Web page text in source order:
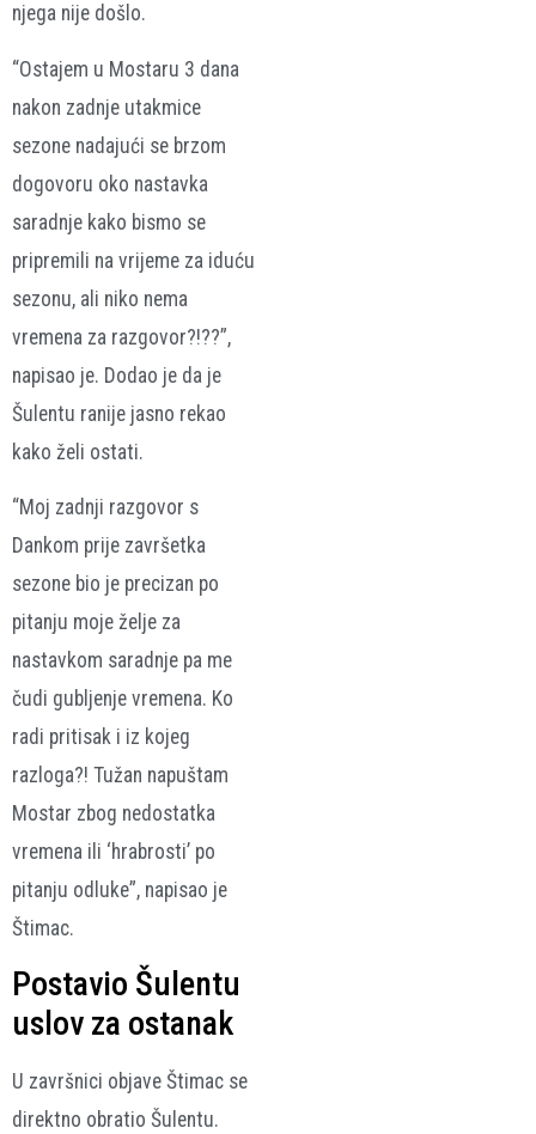
njega nije došlo.
“Ostajem u Mostaru 3 dana
nakon zadnje utakmice
sezone nadajući se brzom
dogovoru oko nastavka
saradnje kako bismo se
pripremili na vrijeme za iduću
sezonu, ali niko nema
vremena za razgovor?!??”,
napisao je. Dodao je da je
Šulentu ranije jasno rekao
kako želi ostati.
“Moj zadnji razgovor s
Dankom prije završetka
sezone bio je precizan po
pitanju moje želje za
nastavkom saradnje pa me
čudi gubljenje vremena. Ko
radi pritisak i iz kojeg
razloga?! Tužan napuštam
Mostar zbog nedostatka
vremena ili ‘hrabrosti’ po
pitanju odluke”, napisao je
Štimac.
Postavio Šulentu
uslov za ostanak
U završnici objave Štimac se
direktno obratio Šulentu.